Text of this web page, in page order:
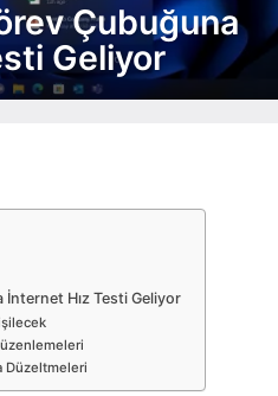
Çubuğuna
Geliyor
Hız Testi Geliyor
Düzeltmeleri